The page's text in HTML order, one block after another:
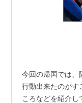
今回の帰国では、
行動出来たのがす
ころなどを紹介